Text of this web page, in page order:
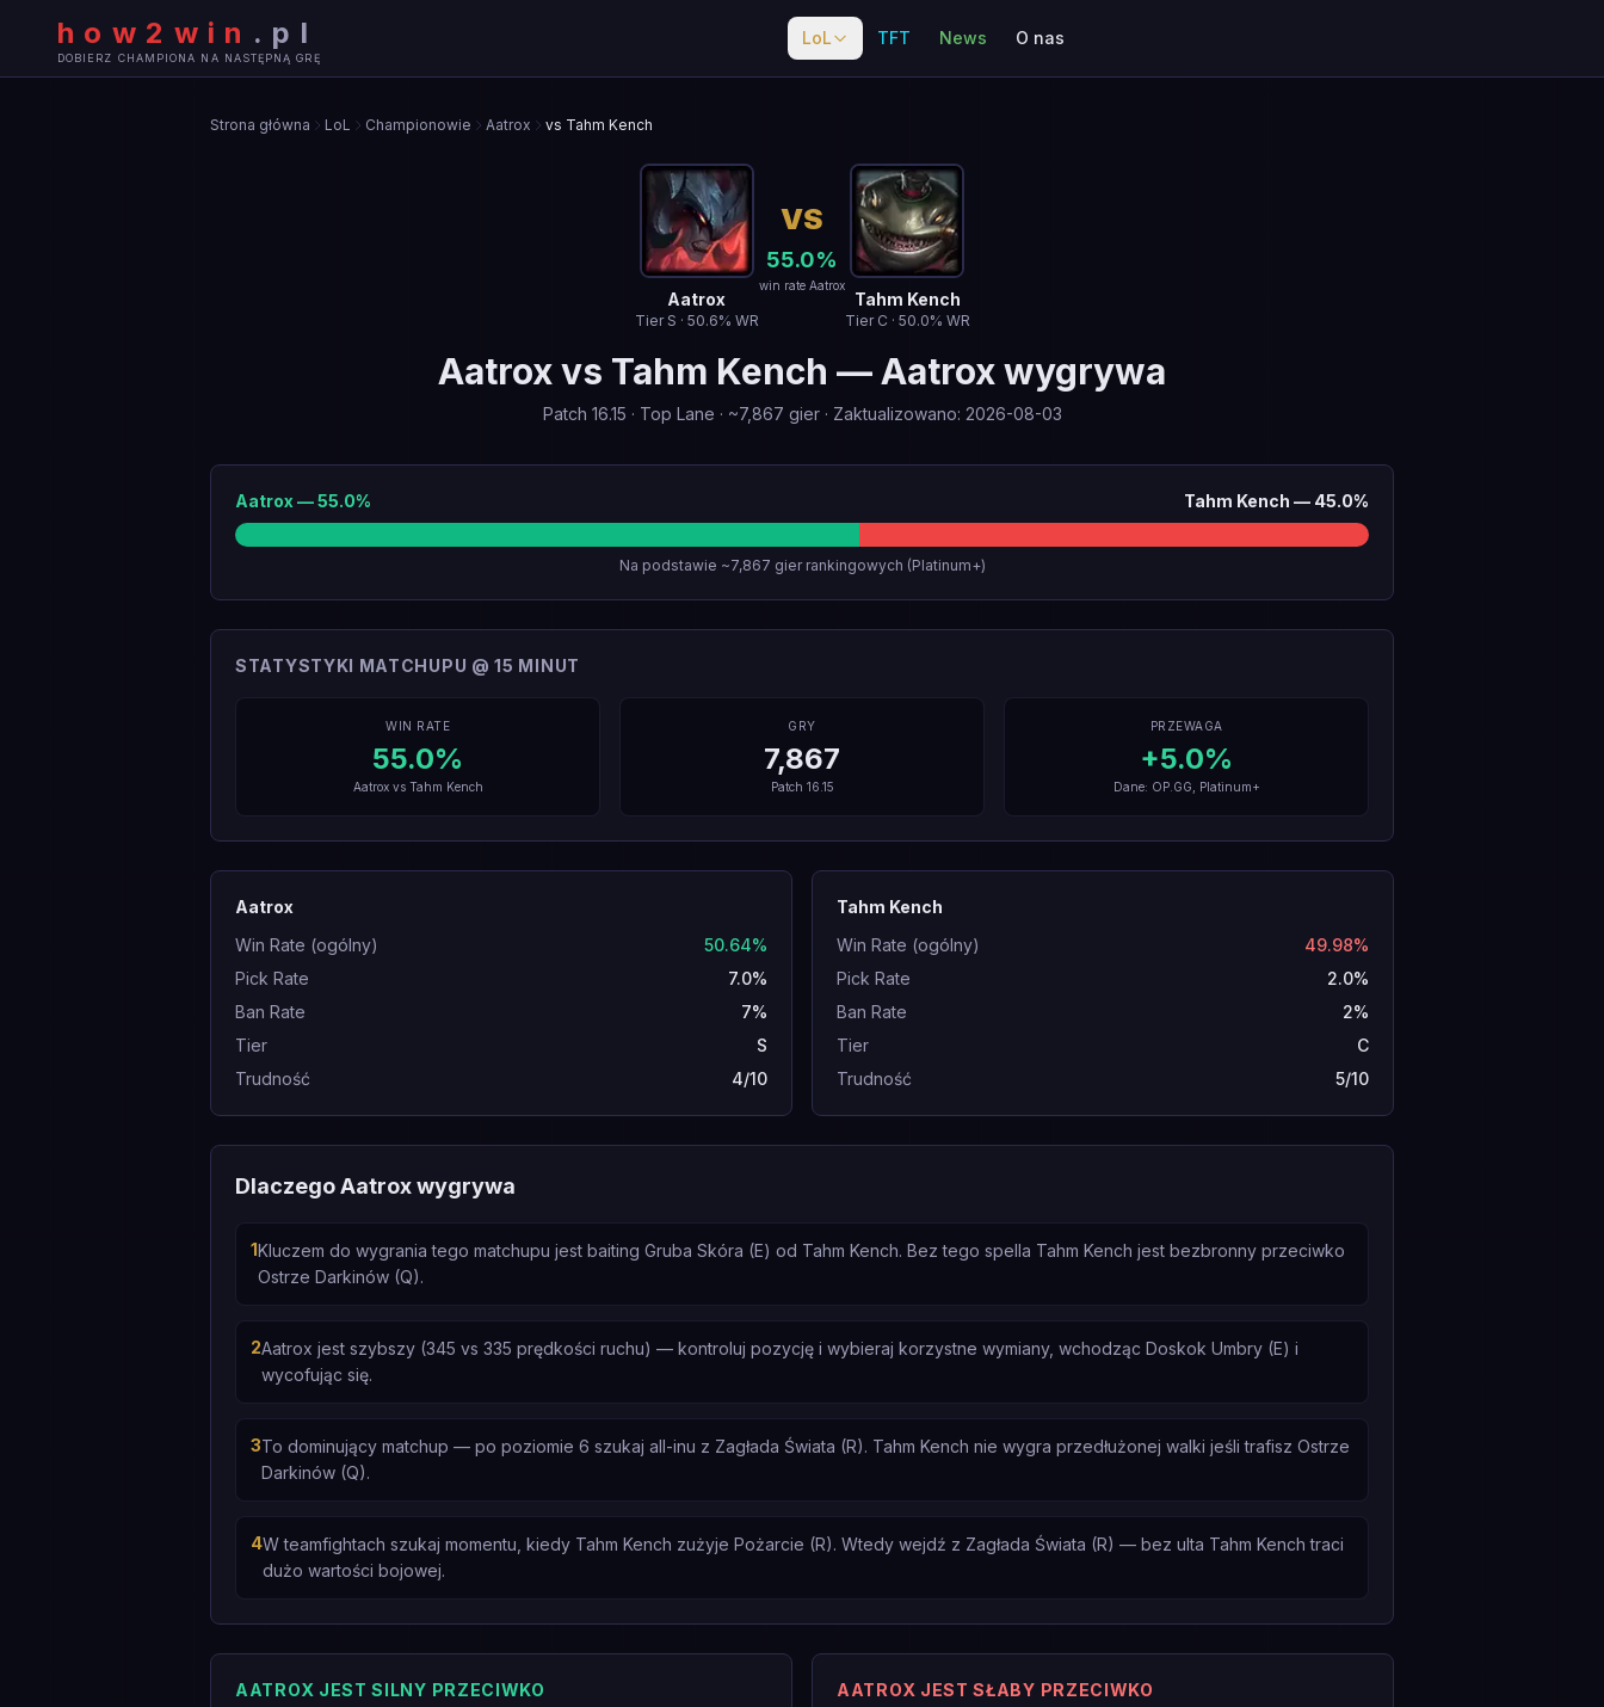
how2win . pl
DOBIERZ CHAMPIONA NA NASTĘPNĄ GRĘ
LoL TFT News O nas
Strona główna LoL Championowie Aatrox vs Tahm Kench
Aatrox
Tier S · 50.6% WR
VS
55.0%
win rate Aatrox
Tahm Kench
Tier C · 50.0% WR
Aatroxvs Tahm Kench —Aatrox wygrywa
Patch 16.15 · Top Lane · ~7,867 gier· Zaktualizowano: 2026-08-03
Aatrox —55.0% Tahm Kench — 45.0%
Na podstawie ~7,867 gier rankingowych (Platinum+)
STATYSTYKI MATCHUPU @ 15 MINUT
WIN RATE
55.0%
Aatroxvs Tahm Kench
GRY
7,867
Patch 16.15
PRZEWAGA
+5.0%
Dane: OP.GG, Platinum+
Aatrox
Win Rate (ogólny)
50.64%
Pick Rate
7.0%
Ban Rate
7%
Tier
S
Trudność
4/10
Tahm Kench
Win Rate (ogólny)
49.98%
Pick Rate
2.0%
Ban Rate
2%
Tier
C
Trudność
5/10
Dlaczego Aatrox wygrywa
1Kluczem do wygrania tego matchupu jest baiting Gruba Skóra (E) od Tahm Kench. Bez tego spella Tahm Kench jest bezbronny przeciwko
Ostrze Darkinów (Q).
2Aatrox jest szybszy (345 vs 335 prędkości ruchu) — kontroluj pozycję i wybieraj korzystne wymiany, wchodząc Doskok Umbry (E) i
wycofując się.
3To dominujący matchup — po poziomie 6 szukaj all-inu z Zagłada Świata (R). Tahm Kench nie wygra przedłużonej walki jeśli trafisz Ostrze
Darkinów (Q).
4W teamfightach szukaj momentu, kiedy Tahm Kench zużyje Pożarcie (R). Wtedy wejdź z Zagłada Świata (R) — bez ulta Tahm Kench traci
dużo wartości bojowej.
AATROX JEST SILNY PRZECIWKO AATROX JEST SŁABY PRZECIWKO